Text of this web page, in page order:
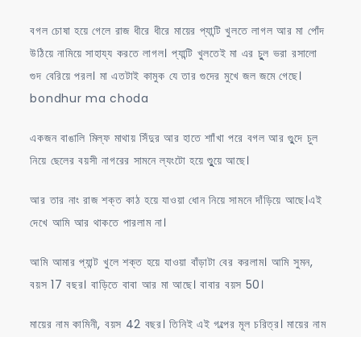
বগল চোষা হয়ে গেলে রাজ ধীরে ধীরে মায়ের প্যান্টি খুলতে লাগল আর মা পোঁদ
উঠিয়ে নামিয়ে সাহায্য করতে লাগল। প্যান্টি খুলতেই মা এর চুুুল ভরা রসালো
গুদ বেরিয়ে পরল। মা এতটাই কামুক যে তার গুদের মুখে জল জমে গেছে।
bondhur ma choda
একজন বাঙালি মিল্ফ মাথায় সিঁদুর আর হাতে শাাঁখা পরে বগল আর গুুুদে চুল
নিয়ে ছেলের বয়সী নাগরের সামনে ল্যংটো হয়ে শুুুুয়ে আছে।
আর তার নাং রাজ শক্ত কাঠ হয়ে যাওয়া ধোন নিয়ে সামনে দাঁড়িয়ে আছে।এই
দেখে আমি আর থাকতে পারলাম না।
আমি আমার প্যান্ট খুলে শক্ত হয়ে যাওয়া বাঁড়াটা বের করলাম। আমি সুমন,
বয়স 17 বছর। বাড়িতে বাবা আর মা আছে। বাবার বয়স 50।
মায়ের নাম কামিনী, বয়স 42 বছর। তিনিই এই গল্পের মূল চরিত্র। মায়ের নাম